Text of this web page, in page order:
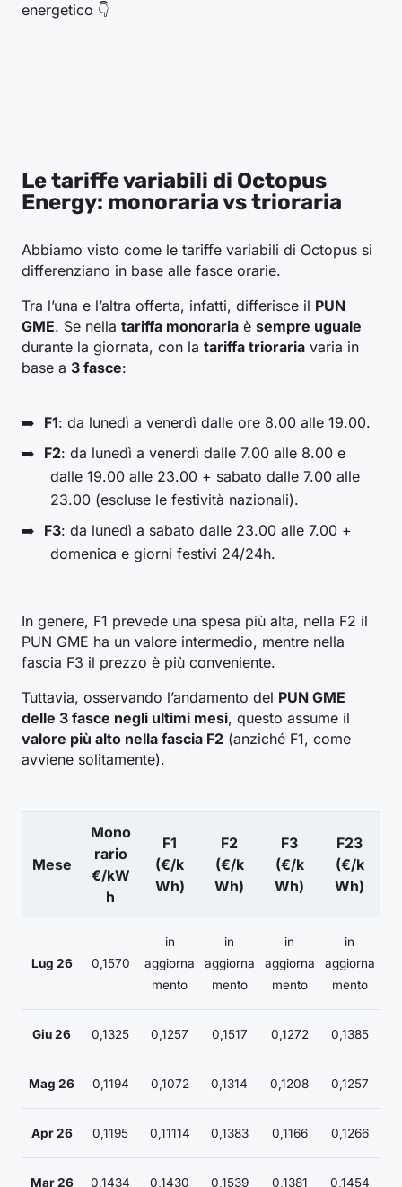
energetico 👇
Le tariffe variabili di Octopus
Energy: monoraria vs trioraria
Abbiamo visto come le tariffe variabili di Octopus si
differenziano in base alle fasce orarie.
Tra l’una e l’altra offerta, infatti, differisce il PUN
GME. Se nella tariffa monoraria è sempre uguale
durante la giornata, con la tariffa trioraria varia in
base a 3 fasce:
F1: da lunedì a venerdì dalle ore 8.00 alle 19.00.
F2: da lunedì a venerdì dalle 7.00 alle 8.00 e
dalle 19.00 alle 23.00 + sabato dalle 7.00 alle
23.00 (escluse le festività nazionali).
F3: da lunedì a sabato dalle 23.00 alle 7.00 +
domenica e giorni festivi 24/24h.
In genere, F1 prevede una spesa più alta, nella F2 il
PUN GME ha un valore intermedio, mentre nella
fascia F3 il prezzo è più conveniente.
Tuttavia, osservando l’andamento del PUN GME
delle 3 fasce negli ultimi mesi, questo assume il
valore più alto nella fascia F2 (anziché F1, come
avviene solitamente).
Mese
Mono
rario
€/kW
h
F1
(€/k
Wh)
F2
(€/k
Wh)
F3
(€/k
Wh)
F23
(€/k
Wh)
Lug 26 0,1570
in
aggiorna
mento
in
aggiorna
mento
in
aggiorna
mento
in
aggiorna
mento
Giu 26 0,1325 0,1257 0,1517 0,1272 0,1385
Mag 26 0,1194 0,1072 0,1314 0,1208 0,1257
Apr 26 0,1195 0,11114 0,1383 0,1166 0,1266
Mar 26 0,1434 0,1430 0,1539 0,1381 0,1454